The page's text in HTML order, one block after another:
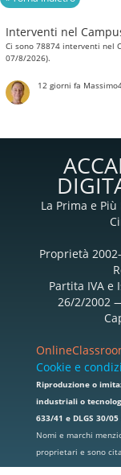
Interventi nel
Ci sono 78874 interventi nel
07/8/2026).
12 giorni fa
La Prima e
Proprietà
Partita IVA e
26/2/2002
Cookie e
Riproduzione o
industriali o
633/41 e DLGS 30/
Nomi e marchi
proprietari e sono